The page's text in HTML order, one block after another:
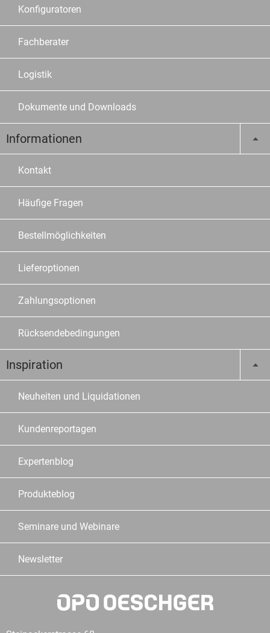
Konfiguratoren
Fachberater
Logistik
Dokumente und Downloads
Informationen
Kontakt
Häufige Fragen
Bestellmöglichkeiten
Lieferoptionen
Zahlungsoptionen
Rücksendebedingungen
Inspiration
Neuheiten und Liquidationen
Kundenreportagen
Expertenblog
Produkteblog
Seminare und Webinare
Newsletter